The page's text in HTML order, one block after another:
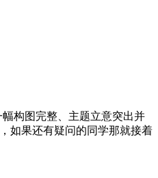
构图完整、主题立意突出并
如果还有疑问的同学那就接着